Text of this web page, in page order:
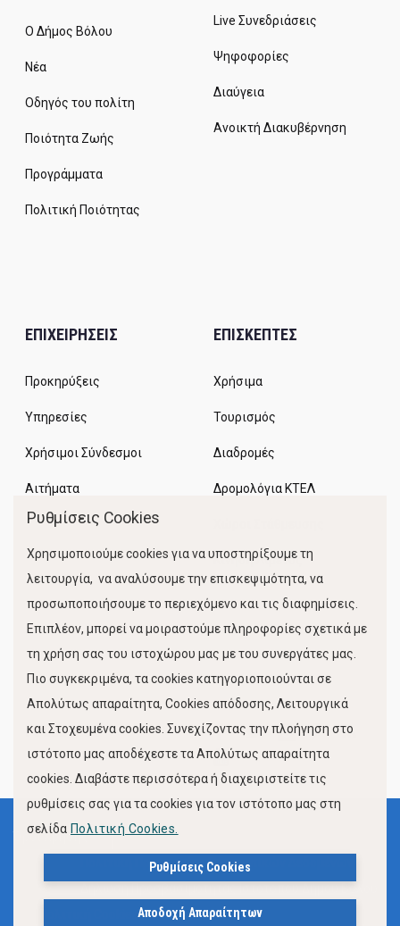
Ο Δήμος Βόλου
Νέα
Οδηγός του πολίτη
Ποιότητα Ζωής
Προγράμματα
Πολιτική Ποιότητας
Live Συνεδριάσεις
Ψηφοφορίες
Διαύγεια
Ανοικτή Διακυβέρνηση
ΕΠΙΧΕΙΡΗΣΕΙΣ
Προκηρύξεις
Υπηρεσίες
Χρήσιμοι Σύνδεσμοι
Αιτήματα
ΕΠΙΣΚΕΠΤΕΣ
Χρήσιμα
Τουρισμός
Διαδρομές
Δρομολόγια ΚΤΕΛ
Κίνηση Λιμένος
FOLLOW US
Όροι Χρήσης
Πολιτική Προστασίας Προσωπικών Δεδομένων
Πολιτική Cookies
Ρυθμίσεις Cookies
Χρησιμοποιούμε cookies για να υποστηρίξουμε τη
λειτουργία, να αναλύσουμε την επισκεψιμότητα, να
προσωποποιήσουμε το περιεχόμενο και τις διαφημίσεις.
Επιπλέον, μπορεί να μοιραστούμε πληροφορίες σχετικά με
τη χρήση σας του ιστοχώρου μας με του συνεργάτες μας.
Πιο συγκεκριμένα, τα cookies κατηγοριοποιούνται σε
Απολύτως απαραίτητα, Cookies απόδοσης, Λειτουργικά
και Στοχευμένα cookies. Συνεχίζοντας την πλοήγηση στο
ιστότοπο μας αποδέχεστε τα Απολύτως απαραίτητα
cookies. Διαβάστε περισσότερα ή διαχειριστείτε τις
ρυθμίσεις σας για τα cookies για τον ιστότοπο μας στη
σελίδα Πολιτική Cookies.
Ρυθμίσεις Cookies
Αποδοχή Απαραίτητων